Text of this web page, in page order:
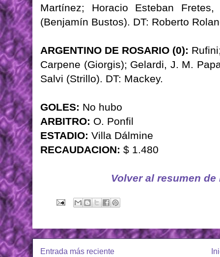
Martínez; Horacio Esteban
(Benjamín Bustos). DT: Roberto
ARGENTINO DE ROSARIO (0):
Carpene (Giorgis); Gelardi, J. M.
Salvi (Strillo). DT: Mackey.
GOLES: No hubo
ARBITRO: O. Ponfil
ESTADIO: Villa Dálmine
RECAUDACION: $ 1.480
Volver al resumen
Entrada más reciente